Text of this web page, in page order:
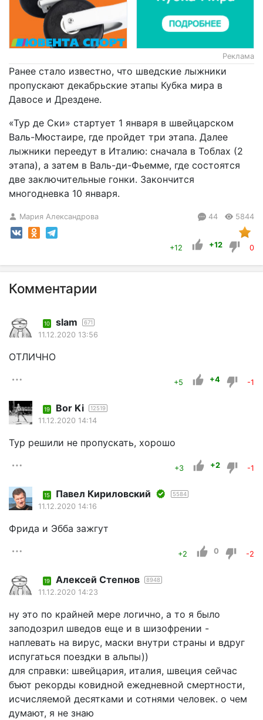
Реклама
Ранее стало известно, что шведские лыжники
пропускают декабрьские этапы Кубка мира в
Давосе и Дрездене.
«Тур де Ски» стартует 1 января в швейцарском
Валь-Мюстаире, где пройдет три этапа. Далее
лыжники переедут в Италию: сначала в Тоблах (2
этапа), а затем в Валь-ди-Фьемме, где состоятся
две заключительные гонки. Закончится
многодневка 10 января.
Мария Александрова 44 5844
+12 +12 0
Комментарии
10 slam 671
11.12.2020 13:56
ОТЛИЧНО
+5 +4 -1
19 Bor Ki 12519
11.12.2020 14:14
Тур решили не пропускать, хорошо
+3 +2 -1
15 Павел Кириловский 5584
11.12.2020 14:16
Фрида и Эбба зажгут
+2 0 -2
19 Алексей Степнов 8948
11.12.2020 14:23
ну это по крайней мере логично, а то я было
заподозрил шведов еще и в шизофрении -
наплевать на вирус, маски внутри страны и вдруг
испугаться поездки в альпы))
для справки: швейцария, италия, швеция сейчас
бъют рекорды ковидной ежедневной смертности,
исчисляемой десятками и сотнями человек. о чем
думают, я не знаю